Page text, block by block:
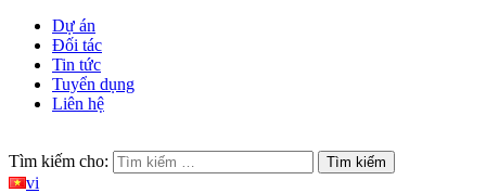
Dự án
Đối tác
Tin tức
Tuyển dụng
Liên hệ
Tìm kiếm cho:
vi